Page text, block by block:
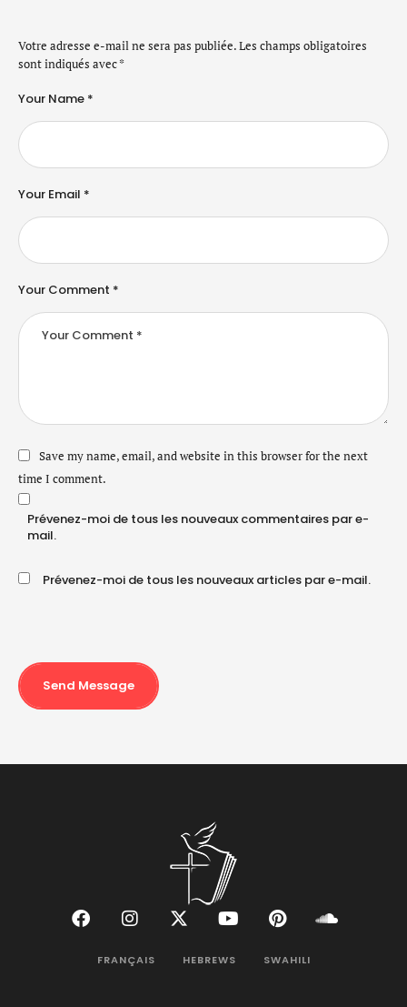
Votre adresse e-mail ne sera pas publiée.Les champs obligatoires
sont indiqués avec*
Your Comment *
Your Name *
Your Email *
Save my name, email, and website in this browser for the next
time I comment.
Prévenez-moi de tous les nouveaux commentaires par e-
mail.
Prévenez-moi de tous les nouveaux articles par e-mail.
Send Message
FRANÇAIS HEBREWS SWAHILI